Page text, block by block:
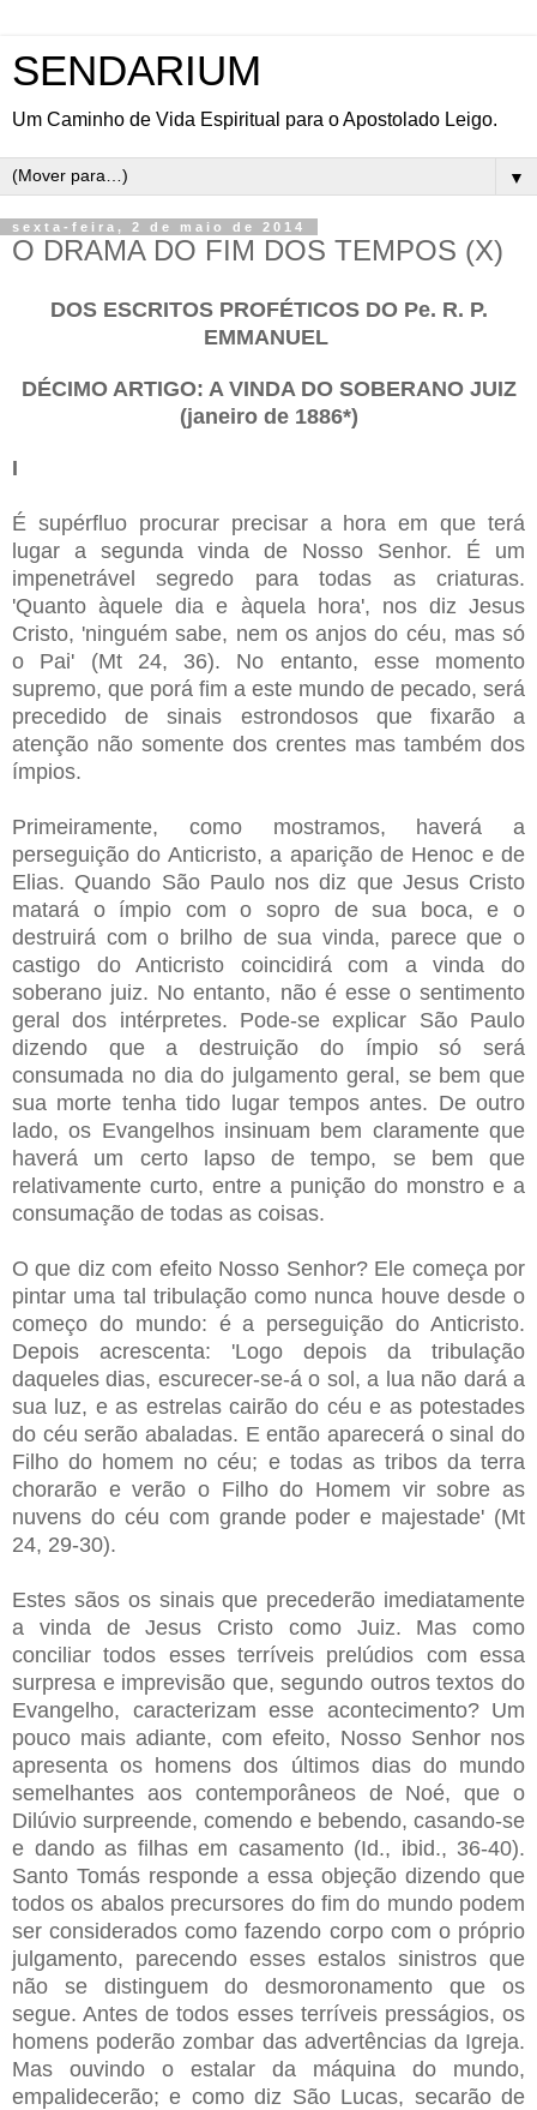
SENDARIUM
Um Caminho de Vida Espiritual para o Apostolado Leigo.
▼
sexta-feira, 2 de maio de 2014
O DRAMA DO FIM DOS TEMPOS (X)
DOS ESCRITOS PROFÉTICOS DO Pe. R. P.
EMMANUEL
DÉCIMO ARTIGO: A VINDA DO SOBERANO JUIZ
(janeiro de 1886*)
I
É supérfluo procurar precisar a hora em que terá
lugar a segunda vinda de Nosso Senhor. É um
impenetrável segredo para todas as criaturas.
'Quanto àquele dia e àquela hora', nos diz Jesus
Cristo, 'ninguém sabe, nem os anjos do céu, mas só
o Pai' (Mt 24, 36). No entanto, esse momento
supremo, que porá fim a este mundo de pecado, será
precedido de sinais estrondosos que fixarão a
atenção não somente dos crentes mas também dos
ímpios.
Primeiramente, como mostramos, haverá a
perseguição do Anticristo, a aparição de Henoc e de
Elias. Quando São Paulo nos diz que Jesus Cristo
matará o ímpio com o sopro de sua boca, e o
destruirá com o brilho de sua vinda, parece que o
castigo do Anticristo coincidirá com a vinda do
soberano juiz. No entanto, não é esse o sentimento
geral dos intérpretes. Pode-se explicar São Paulo
dizendo que a destruição do ímpio só será
consumada no dia do julgamento geral, se bem que
sua morte tenha tido lugar tempos antes. De outro
lado, os Evangelhos insinuam bem claramente que
haverá um certo lapso de tempo, se bem que
relativamente curto, entre a punição do monstro e a
consumação de todas as coisas.
O que diz com efeito Nosso Senhor? Ele começa por
pintar uma tal tribulação como nunca houve desde o
começo do mundo: é a perseguição do Anticristo.
Depois acrescenta: 'Logo depois da tribulação
daqueles dias, escurecer-se-á o sol, a lua não dará a
sua luz, e as estrelas cairão do céu e as potestades
do céu serão abaladas. E então aparecerá o sinal do
Filho do homem no céu; e todas as tribos da terra
chorarão e verão o Filho do Homem vir sobre as
nuvens do céu com grande poder e majestade' (Mt
24, 29-30).
Estes sãos os sinais que precederão imediatamente
a vinda de Jesus Cristo como Juiz. Mas como
conciliar todos esses terríveis prelúdios com essa
surpresa e imprevisão que, segundo outros textos do
Evangelho, caracterizam esse acontecimento? Um
pouco mais adiante, com efeito, Nosso Senhor nos
apresenta os homens dos últimos dias do mundo
semelhantes aos contemporâneos de Noé, que o
Dilúvio surpreende, comendo e bebendo, casando-se
e dando as filhas em casamento (Id., ibid., 36-40).
Santo Tomás responde a essa objeção dizendo que
todos os abalos precursores do fim do mundo podem
ser considerados como fazendo corpo com o próprio
julgamento, parecendo esses estalos sinistros que
não se distinguem do desmoronamento que os
segue. Antes de todos esses terríveis presságios, os
homens poderão zombar das advertências da Igreja.
Mas ouvindo o estalar da máquina do mundo,
empalidecerão; e como diz São Lucas, secarão de